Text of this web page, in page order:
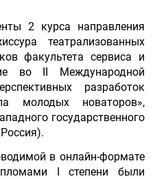
2 курса направления
театрализованных
факультета сервиса и
во II Международной
разработок
молодых новаторов»,
государственного
в онлайн-формате
I степени были